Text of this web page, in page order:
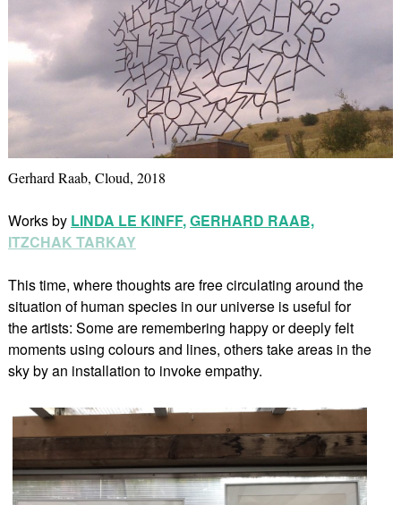
Gerhard Raab, Cloud, 2018
Works by LINDA LE KINFF,GERHARD RAAB,
ITZCHAK TARKAY
This time, where thoughts are free circulating around the
situation of human species in our universe is useful for
the artists: Some are remembering happy or deeply felt
moments using colours and lines, others take areas in the
sky by an installation to invoke empathy.